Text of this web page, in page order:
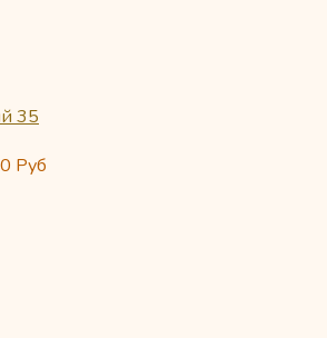
35
Руб